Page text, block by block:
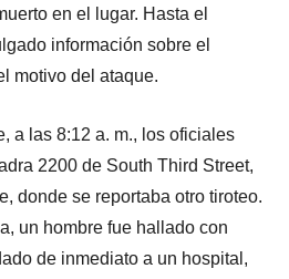
en el lugar. Hasta el
información sobre el
motivo del ataque.
a las 8:12 a. m., los oficiales
2200 de South Third Street,
donde se reportaba otro tiroteo.
un hombre fue hallado con
de inmediato a un hospital,